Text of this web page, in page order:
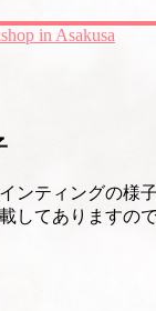
in Asakusa
ンティングの様子
してありますの